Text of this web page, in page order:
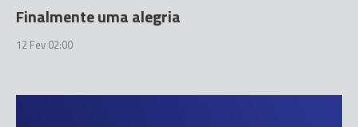
Finalmente uma alegria
12 Fev 02:00